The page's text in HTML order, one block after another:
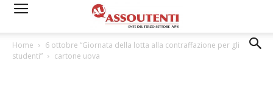
Home
6 ottobre “Giornata della lotta alla contraffazione per gli
studenti”
cartone uova